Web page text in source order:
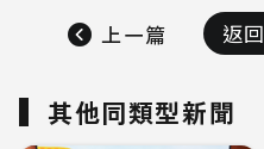
上一篇 返
其他同類型新聞